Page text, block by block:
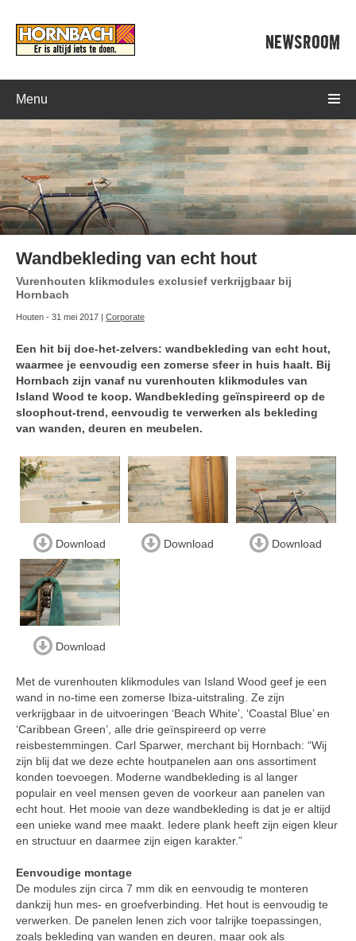
NEWSROOM
Menu
Wandbekleding van echt hout
Vurenhouten klikmodules exclusief verkrijgbaar bij
Hornbach
Houten - 31 mei 2017 | Corporate
Een hit bij doe-het-zelvers: wandbekleding van echt hout,
waarmee je eenvoudig een zomerse sfeer in huis haalt. Bij
Hornbach zijn vanaf nu vurenhouten klikmodules van
Island Wood te koop. Wandbekleding geïnspireerd op de
sloophout-trend, eenvoudig te verwerken als bekleding
van wanden, deuren en meubelen.
Download Download Download
Download
Met de vurenhouten klikmodules van Island Wood geef je een
wand in no-time een zomerse Ibiza-uitstraling. Ze zijn
verkrijgbaar in de uitvoeringen ‘Beach White’, ‘Coastal Blue’ en
‘Caribbean Green’, alle drie geïnspireerd op verre
reisbestemmingen. Carl Sparwer, merchant bij Hornbach: “Wij
zijn blij dat we deze echte houtpanelen aan ons assortiment
konden toevoegen. Moderne wandbekleding is al langer
populair en veel mensen geven de voorkeur aan panelen van
echt hout. Het mooie van deze wandbekleding is dat je er altijd
een unieke wand mee maakt. Iedere plank heeft zijn eigen kleur
en structuur en daarmee zijn eigen karakter.”
Eenvoudige montage
De modules zijn circa 7 mm dik en eenvoudig te monteren
dankzij hun mes- en groefverbinding. Het hout is eenvoudig te
verwerken. De panelen lenen zich voor talrijke toepassingen,
zoals bekleding van wanden en deuren, maar ook als